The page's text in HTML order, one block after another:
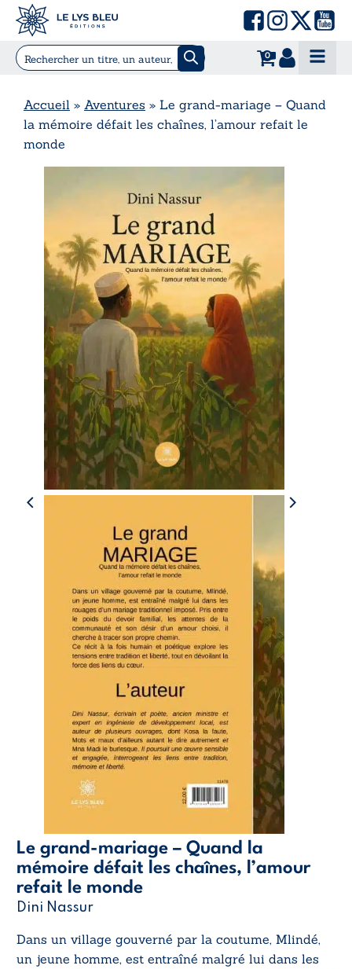
0
Accueil » Aventures » Le grand-mariage – Quand
la mémoire défait les chaînes, l’amour refait le
monde
Le grand-mariage – Quand la
mémoire défait les chaînes, l’amour
refait le monde
Dini Nassur
Dans un village gouverné par la coutume, Mlindé,
un jeune homme, est entraîné malgré lui dans les